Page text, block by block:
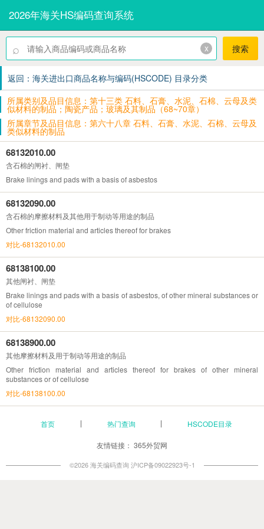
2026年海关HS编码查询系统
⌕ x 搜索
返回：海关进出口商品名称与编码(HSCODE) 目录分类
所属类别及品目信息：第十三类 石料、石膏、水泥、石棉、云母及类
似材料的制品；陶瓷产品；玻璃及其制品（68~70章）
所属章节及品目信息：第六十八章 石料、石膏、水泥、石棉、云母及
类似材料的制品
68132010.00
含石棉的闸衬、闸垫
Brake linings and pads with a basis of asbestos
68132090.00
含石棉的摩擦材料及其他用于制动等用途的制品
Other friction material and articles thereof for brakes
对比-68132010.00
68138100.00
其他闸衬、闸垫
Brake linings and pads with a basis of asbestos, of other mineral substances or
of cellulose
对比-68132090.00
68138900.00
其他摩擦材料及用于制动等用途的制品
Other friction material and articles thereof for brakes of other mineral
substances or of cellulose
对比-68138100.00
首页 热门查询 HSCODE目录
友情链接： 365外贸网
©2026 海关编码查询 沪ICP备09022923号-1